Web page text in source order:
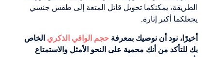
الطريقة، يمكنكما تحويل قاتل المتعة إلى طقس جنسي
يجعلكما أكثر إثارة.
أخيرًا، نود أن نوصيك بمعرفة حجم الواقي الذكري الخاص
بك للتأكد من أنك محمية على النحو الأمثل والاستمتاع